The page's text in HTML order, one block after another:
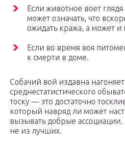
Если животное воет
может означать, что
ожидать кража, а может и
Если во время воя
к смерти в доме.
Собачий вой издавна
среднестатистического
тоску — это достаточно
который навряд ли может
вызывать добрые
не из лучших.